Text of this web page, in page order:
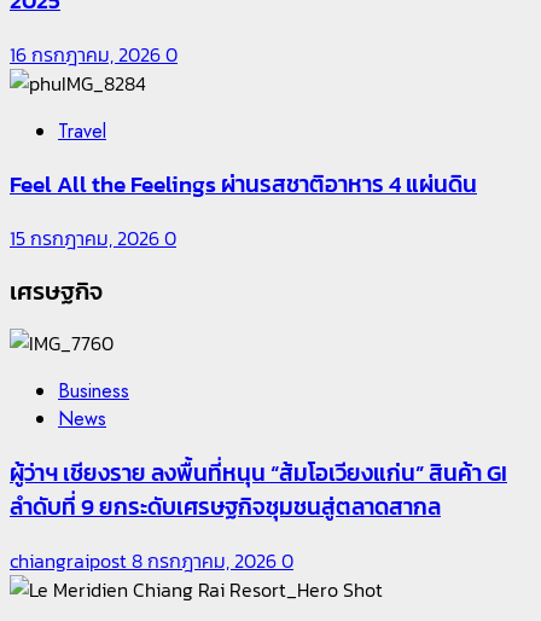
16 กรกฎาคม, 20260
Travel
Feel All the Feelings ผ่านรสชาติอาหาร 4 แผ่นดิน
15 กรกฎาคม, 20260
เศรษฐกิจ
Business
News
ผู้ว่าฯ เชียงราย ลงพื้นที่หนุน “ส้มโอเวียงแก่น” สินค้า GI
ลำดับที่ 9 ยกระดับเศรษฐกิจชุมชนสู่ตลาดสากล
chiangraipost8 กรกฎาคม, 20260